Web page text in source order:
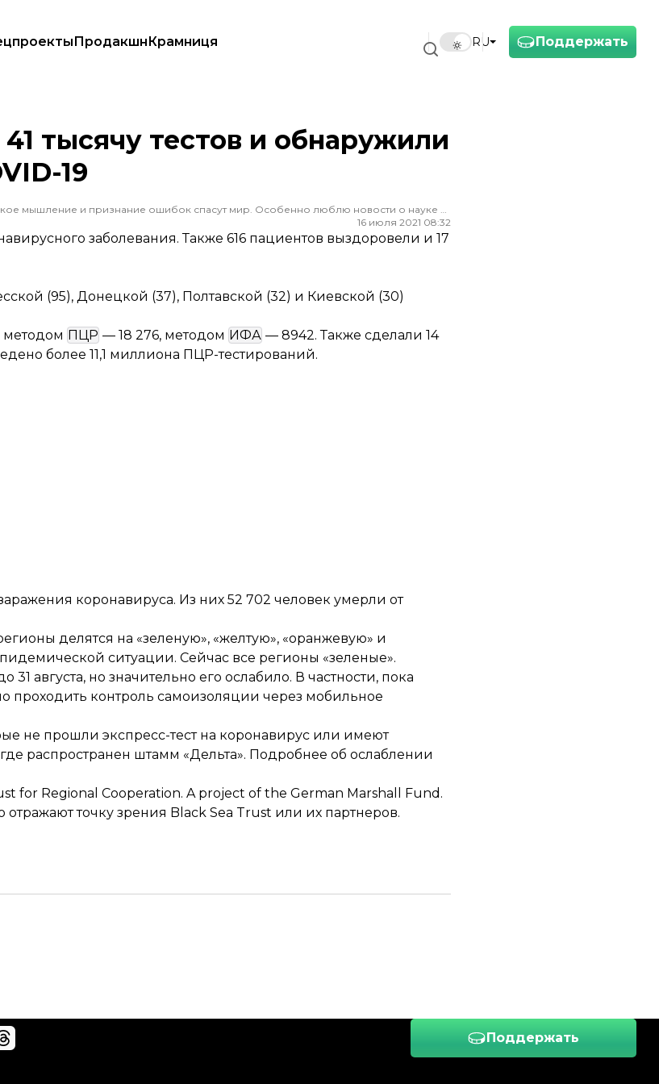
Поддержать
RU
ПродакшнКрамниця
COVID-19
тысячу тестов и обнаружили
19
Редактор ленты новостей hromadske. Считаю, что уважение к каждому, критическое мышление и признание ошибок спасут мир. Особенно люблю новости о науке и космос
16 июля 2021 08:32
заболевания. Также 616 пациентов выздоровели и 17
(95), Донецкой (37), Полтавской (32) и Киевской (30)
методом ПЦР — 18 276, методом ИФА — 8942. Также сделали 14
более 11,1 миллиона ПЦР-тестирований.
коронавируса. Из них 52 702 человек умерли от
делятся на «зеленую», «желтую», «оранжевую» и
ситуации. Сейчас все регионы «зеленые».
августа, но значительно его ослабило. В частности, пока
проходить контроль самоизоляции через мобильное
не прошли экспресс-тест на коронавирус или имеют
распространен штамм «Дельта». Подробнее об ослаблении
for Regional Cooperation. A project of the German Marshall Fund.
точку зрения Black Sea Trust или их партнеров.
Поддержать